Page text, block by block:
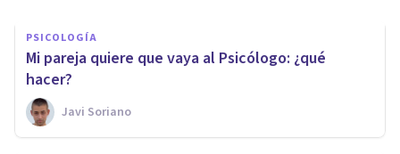
PSICOLOGÍA
Mi pareja quiere que vaya al Psicólogo: ¿qué
hacer?
Javi Soriano